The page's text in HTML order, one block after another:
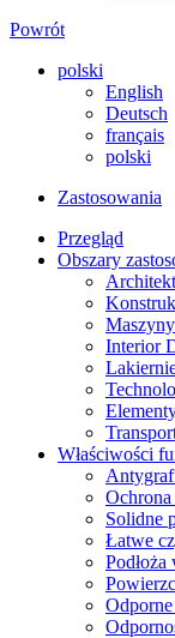
Powrót
polski
English
Deutsch
français
polski
Zastosowania
Przegląd
Obszary
Interior
Właściwości
Solidne
Łatwe